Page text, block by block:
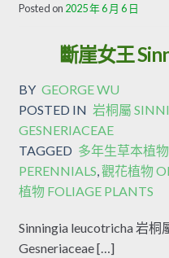
Posted on 2025 年 6 月 6 日
斷崖女王
BY GEORGE WU
POSTED IN 岩桐屬
GESNERIACEAE
TAGGED 多年生草本植
PERENNIALS,觀花植物
植物 FOLIAGE PLANTS
Sinningia leucotricha 岩桐
Gesneriaceae […]